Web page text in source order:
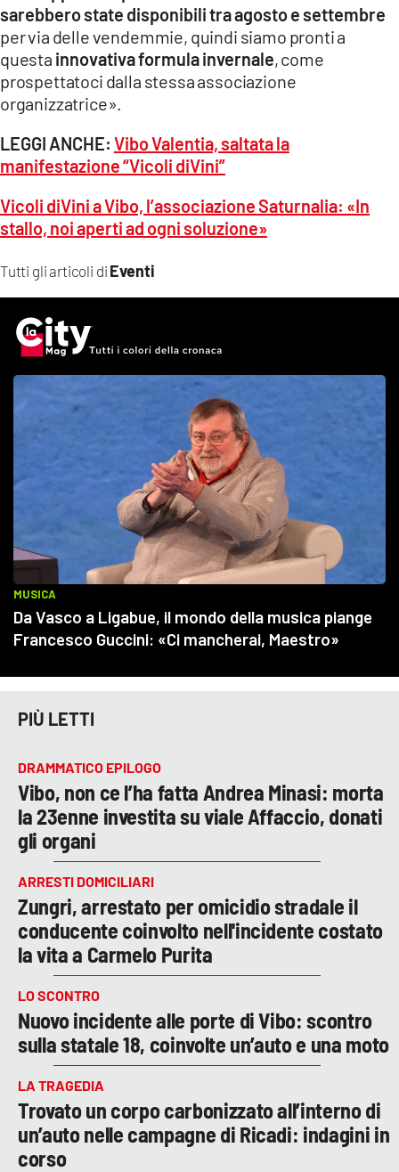
Tutti gli articoli di Eventi
sarebbero state disponibili tra agosto e settembre
per via delle vendemmie, quindi siamo pronti a
questa innovativa formula invernale, come
prospettatoci dalla stessa associazione
organizzatrice».
LEGGI ANCHE: Vibo Valentia, saltata la
manifestazione “Vicoli diVini”
Vicoli diVini a Vibo, l’associazione Saturnalia: «In
stallo, noi aperti ad ogni soluzione»
PIÙ LETTI
DRAMMATICO EPILOGO
Vibo, non ce l’ha fatta Andrea Minasi: morta
la 23enne investita su viale Affaccio, donati
gli organi
ARRESTI DOMICILIARI
Zungri, arrestato per omicidio stradale il
conducente coinvolto nell'incidente costato
la vita a Carmelo Purita
LO SCONTRO
Nuovo incidente alle porte di Vibo: scontro
sulla statale 18, coinvolte un’auto e una moto
LA TRAGEDIA
Trovato un corpo carbonizzato all’interno di
un’auto nelle campagne di Ricadi: indagini in
corso